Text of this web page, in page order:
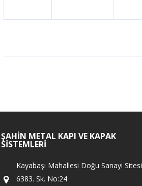
ŞAHIN METAL KAPI VE KAPAK
SISTEMLERI
Kayabaşı Mahallesi Doğu Sanayi Sitesi
6383. Sk. No:24